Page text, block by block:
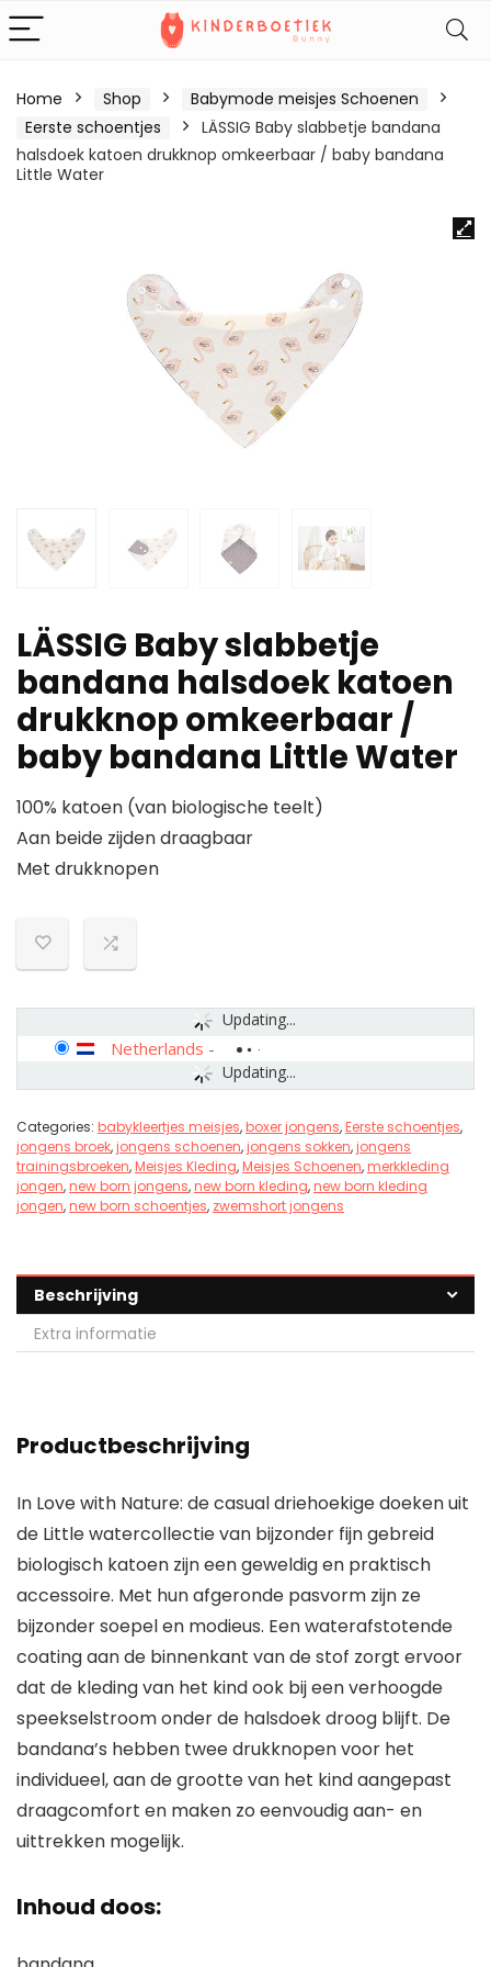
Home Shop
Babymode meisjes Schoenen
Eerste schoentjes
LÄSSIG Baby slabbetje bandana
halsdoek katoen drukknop omkeerbaar / baby bandana
Little Water
LÄSSIG Baby slabbetje
bandana halsdoek katoen
drukknop omkeerbaar /
baby bandana Little Water
100% katoen (van biologische teelt)
Aan beide zijden draagbaar
Met drukknopen
Updating...
Updating...
Netherlands -
Categories: babykleertjes meisjes,boxer jongens,Eerste schoentjes,
jongens broek,jongens schoenen,jongens sokken,jongens
trainingsbroeken,Meisjes Kleding,Meisjes Schoenen,merkkleding
jongen,new born jongens,new born kleding,new born kleding
jongen,new born schoentjes, zwemshort jongens
Beschrijving
Extra informatie
Productbeschrijving
In Love with Nature: de casual driehoekige doeken uit
de Little watercollectie van bijzonder fijn gebreid
biologisch katoen zijn een geweldig en praktisch
accessoire. Met hun afgeronde pasvorm zijn ze
bijzonder soepel en modieus. Een waterafstotende
coating aan de binnenkant van de stof zorgt ervoor
dat de kleding van het kind ook bij een verhoogde
speekselstroom onder de halsdoek droog blijft. De
bandana’s hebben twee drukknopen voor het
individueel, aan de grootte van het kind aangepast
draagcomfort en maken zo eenvoudig aan- en
uittrekken mogelijk.
Inhoud doos: